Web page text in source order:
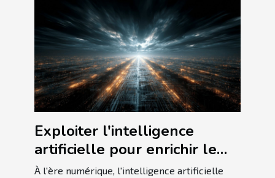
Exploiter l'intelligence
artificielle pour enrichir le
contenu en ligne
À l'ère numérique, l'intelligence artificielle